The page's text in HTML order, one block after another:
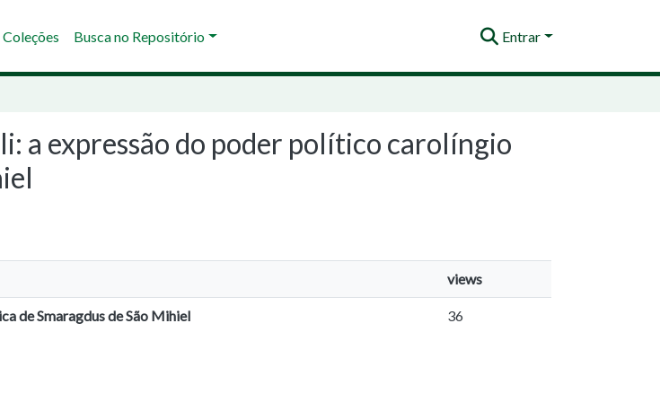
Busca no Repositório Entrar
a expressão do poder político carolíngio
views
de Smaragdus de São Mihiel 36